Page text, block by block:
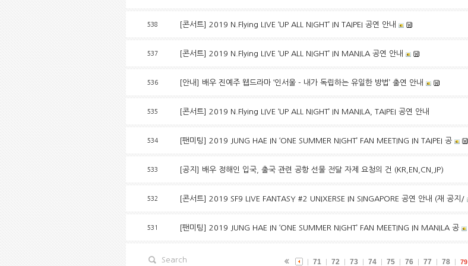
538 [콘서트] 2019 N.Flying LIVE ‘UP ALL NIGHT’ IN TAIPEI 공연 안내
537 [콘서트] 2019 N.Flying LIVE ‘UP ALL NIGHT’ IN MANILA 공연 안내
536 [안내] 배우 진예주 웹드라마 ‘인서울 - 내가 독립하는 유일한 방법’ 출연 안내
535 [콘서트] 2019 N.Flying LIVE ‘UP ALL NIGHT’ IN MANILA, TAIPEI 공연 안내
534 [팬미팅] 2019 JUNG HAE IN ‘ONE SUMMER NIGHT’ FAN MEETING IN TAIPEI 공
533 [공지] 배우 정해인 입국, 출국 관련 공항 선물 전달 자제 요청의 건 (KR,EN,CN,JP)
532 [콘서트] 2019 SF9 LIVE FANTASY #2 UNIXERSE IN SINGAPORE 공연 안내 (재 공지/
531 [팬미팅] 2019 JUNG HAE IN ‘ONE SUMMER NIGHT’ FAN MEETING IN MANILA 공
71 72 73 74 75 76 77 78 79
Search